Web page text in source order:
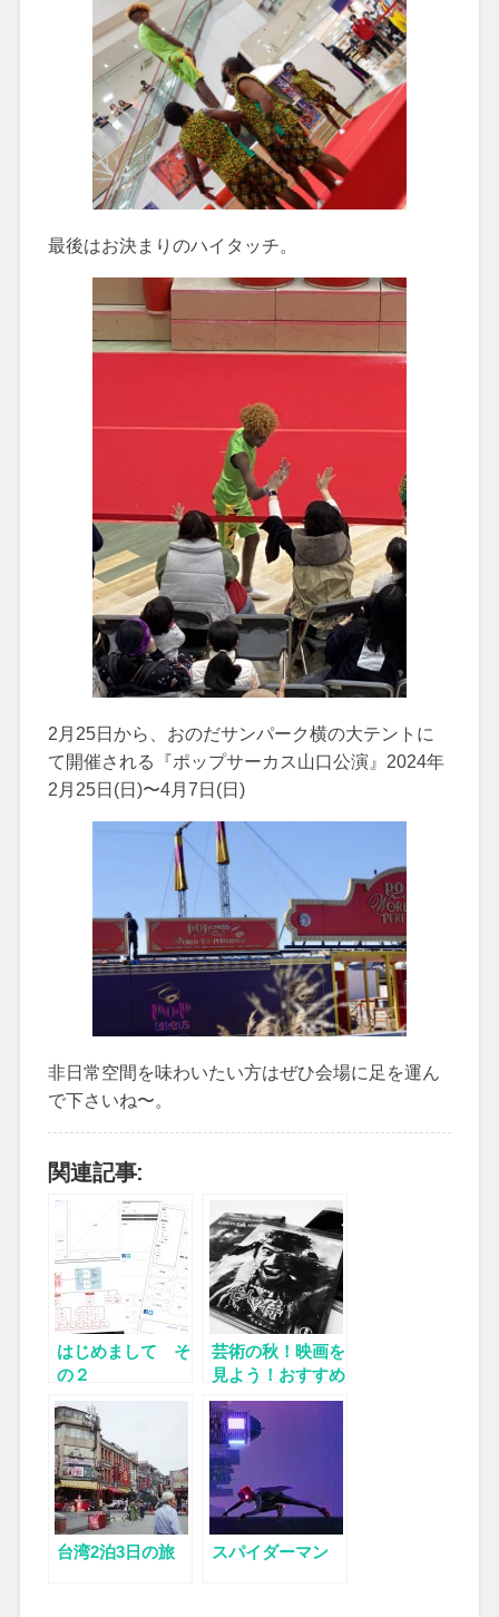
最後はお決まりのハイタッチ。
2月25日から、おのだサンパーク横の大テントに
て開催される『ポップサーカス山口公演』2024年
2月25日(日)〜4月7日(日)
非日常空間を味わいたい方はぜひ会場に足を運ん
で下さいね〜。
関連記事:
はじめまして そ
の２
芸術の秋！映画を
見よう！おすすめ
映画5選！！
台湾2泊3日の旅 スパイダーマン